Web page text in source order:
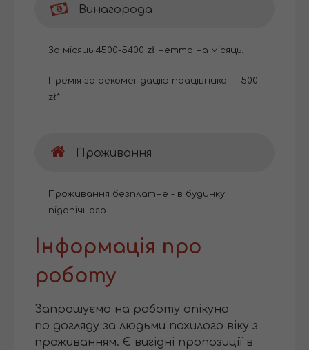
Винагорода
За місяць 4500-5400 zł нетто на місяць.
Премія за рекомендацію працівника — 500
zł*
Проживання
Проживання безплатне - в будинку
підопічного.
Інформація про
роботу
Запрошуємо на роботу опікуна
по догляду за людьми похилого віку з
проживанням. Є вигідні пропозиції в